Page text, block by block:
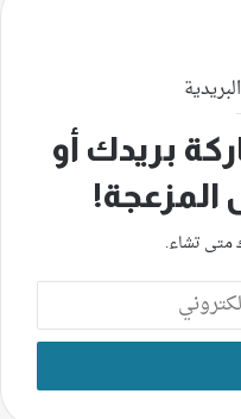
بريدك أو
المزعجة!
متى تشاء.